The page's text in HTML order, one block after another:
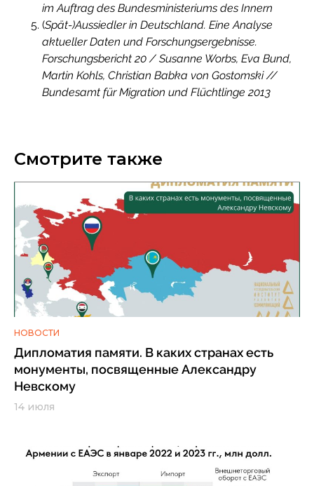
im Auftrag des Bundesministeriums des Innern
(Spät-)Aussiedler in Deutschland. Eine Analyse
aktueller Daten und Forschungsergebnisse.
Forschungsbericht 20 / Susanne Worbs, Eva Bund,
Martin Kohls, Christian Babka von Gostomski //
Bundesamt für Migration und Flüchtlinge 2013
Смотрите также
НОВОСТИ
Дипломатия памяти. В каких странах есть
монументы, посвященные Александру
Невскому
14 июля